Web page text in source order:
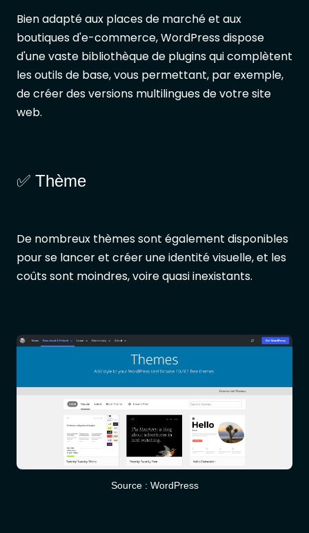
Bien adapté aux places de marché et aux
boutiques d'e-commerce, WordPress dispose
d'une vaste bibliothèque de plugins qui complètent
les outils de base, vous permettant, par exemple,
de créer des versions multilingues de votre site
web.
✅ Thème
De nombreux thèmes sont également disponibles
pour se lancer et créer une identité visuelle, et les
coûts sont moindres, voire quasi inexistants.
Source : WordPress